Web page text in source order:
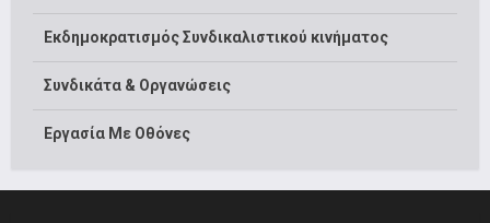
Εκδημοκρατισμός Συνδικαλιστικού κινήματος
Συνδικάτα & Οργανώσεις
Εργασία Με Οθόνες